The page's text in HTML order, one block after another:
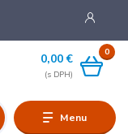
Menu
0
0,00 €